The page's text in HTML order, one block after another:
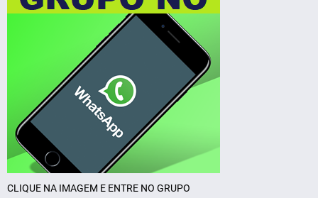
CLIQUE NA IMAGEM E ENTRE NO GRUPO